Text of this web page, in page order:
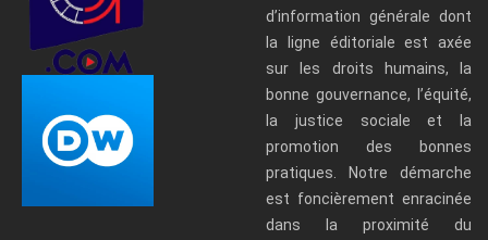
d’information générale dont
la ligne éditoriale est axée
sur les droits humains, la
bonne gouvernance, l’équité,
la justice sociale et la
promotion des bonnes
pratiques. Notre démarche
est foncièrement enracinée
dans la proximité du